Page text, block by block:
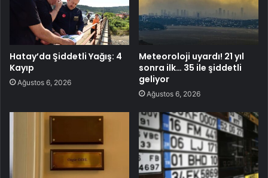
Hatay’da Şiddetli Yağış: 4
Kayıp
Ağustos 6, 2026
Meteoroloji uyardı! 21 yıl
sonra ilk… 35 ile şiddetli
geliyor
Ağustos 6, 2026